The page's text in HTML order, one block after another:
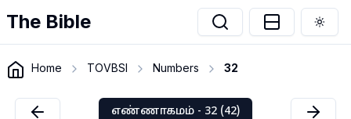
The Bible
Home TOVBSI Numbers 32
எண்ணாகமம் - 32 (42)